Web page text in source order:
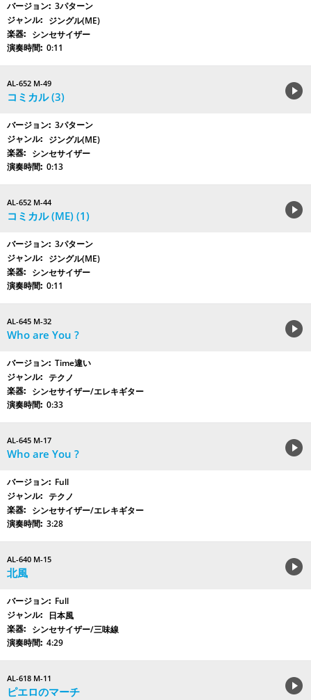
3パターン
ジングル(ME)
シンセサイザー
0:11
AL-652 M-49
コミカル (3)
3パターン
ジングル(ME)
シンセサイザー
0:13
AL-652 M-44
コミカル (ME) (1)
3パターン
ジングル(ME)
シンセサイザー
0:11
AL-645 M-32
Who are You ?
Time違い
テクノ
シンセサイザー/エレキギター
0:33
AL-645 M-17
Who are You ?
Full
テクノ
シンセサイザー/エレキギター
3:28
AL-640 M-15
北風
Full
日本風
シンセサイザー/三味線
4:29
AL-618 M-11
ピエロのマーチ